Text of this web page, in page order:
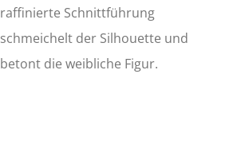
raffinierte Schnittführung
schmeichelt der Silhouette und
betont die weibliche Figur.